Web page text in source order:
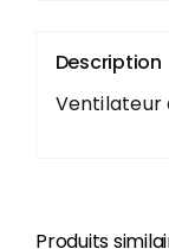
Description
Ventilateur
Produits